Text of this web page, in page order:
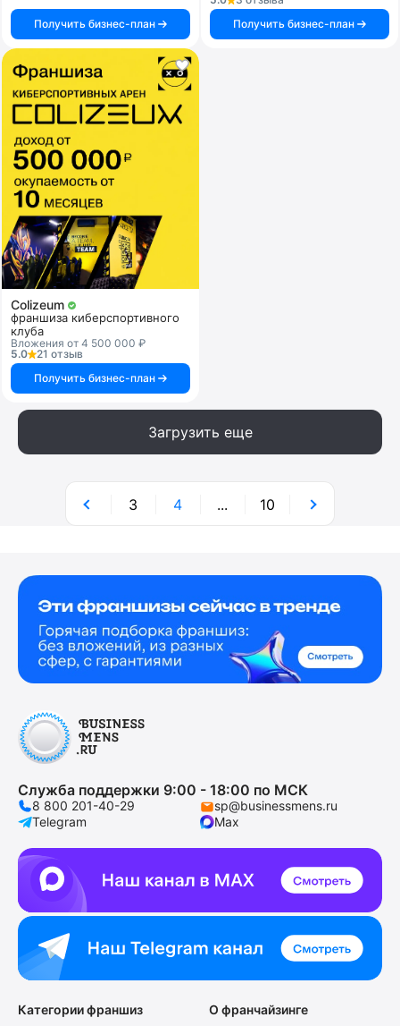
Получить бизнес-план
Получить бизнес-план
Colizeum
франшиза киберспортивного
клуба
Вложения от 4 500 000 ₽
5.0
21 отзыв
Получить бизнес-план
Загрузить еще
3 4 ... 10
Служба поддержки 9:00 - 18:00 по МСК
8 800 201-40-29
sp@businessmens.ru
Telegram
Max
Категории франшиз
О франчайзинге